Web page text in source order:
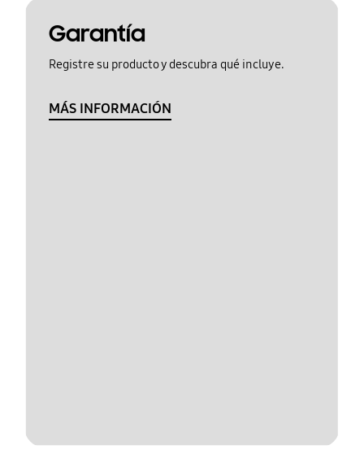
Garantía
Registre su producto y descubra qué incluye.
MÁS INFORMACIÓN